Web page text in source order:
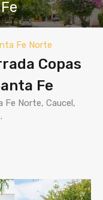
Fe Norte
Copas
Fe
Fe Norte, Caucel,